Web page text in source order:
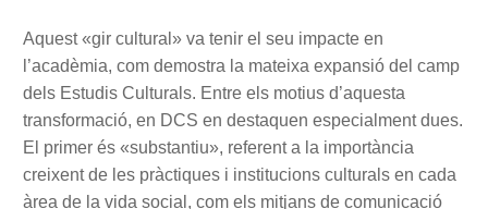
Aquest «gir cultural» va tenir el seu impacte en
l’acadèmia, com demostra la mateixa expansió del camp
dels Estudis Culturals. Entre els motius d’aquesta
transformació, en DCS en destaquen especialment dues.
El primer és «substantiu», referent a la importància
creixent de les pràctiques i institucions culturals en cada
àrea de la vida social, com els mitjans de comunicació